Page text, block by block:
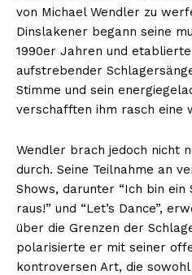
von Michael Wendler zu
Dinslakener begann seine
1990er Jahren und
aufstrebender
Stimme und sein
verschafften ihm rasch eine
Wendler brach jedoch nicht
durch. Seine Teilnahme an
Shows, darunter “Ich bin
raus!” und “Let’s Dance”,
über die Grenzen der
polarisierte er mit seiner
kontroversen Art, die